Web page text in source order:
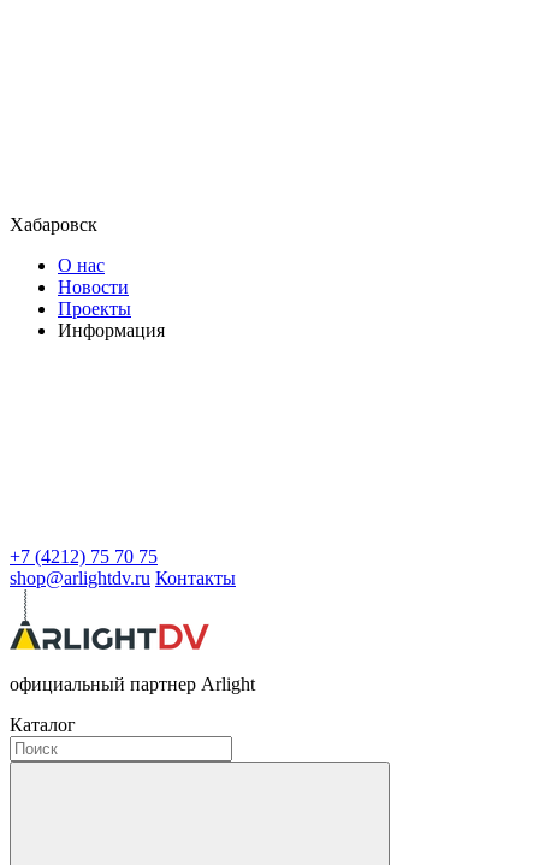
Хабаровск
О нас
Новости
Проекты
Информация
+7 (4212) 75 70 75
shop@arlightdv.ru Контакты
официальный партнер Arlight
Каталог